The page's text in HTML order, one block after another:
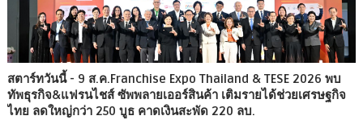
สตาร์ทวันนี้ - 9 ส.ค.Franchise Expo Thailand & TESE 2026 พบ
ทัพธุรกิจ&แฟรนไชส์ ซัพพลายเออร์สินค้า เติมรายได้ช่วยเศรษฐกิจ
ไทย ลดใหญ่กว่า 250 บูธ คาดเงินสะพัด 220 ลบ.